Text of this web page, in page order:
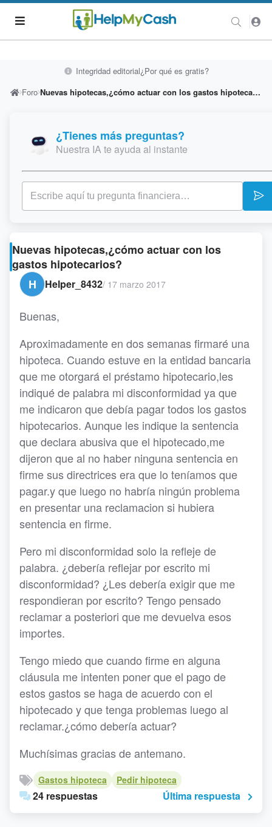
Integridad editorial¿Por qué es gratis?
Foro
Nuevas hipotecas,¿cómo actuar con los gastos hipotecarios?
¿Tienes más preguntas?
Nuestra IA te ayuda al instante
Nuevas hipotecas,¿cómo actuar con los
gastos hipotecarios?
H
Helper_8432/ 17 marzo 2017
Buenas,
Aproximadamente en dos semanas firmaré una
hipoteca. Cuando estuve en la entidad bancaria
que me otorgará el préstamo hipotecario,les
indiqué de palabra mi disconformidad ya que
me indicaron que debía pagar todos los gastos
hipotecarios. Aunque les indique la sentencia
que declara abusiva que el hipotecado,me
dijeron que al no haber ninguna sentencia en
firme sus directrices era que lo teníamos que
pagar.y que luego no habría ningún problema
en presentar una reclamacion si hubiera
sentencia en firme.
Pero mi disconformidad solo la refleje de
palabra. ¿debería reflejar por escrito mi
disconformidad? ¿Les debería exigir que me
respondieran por escrito? Tengo pensado
reclamar a posteriori que me devuelva esos
importes.
Tengo miedo que cuando firme en alguna
cláusula me intenten poner que el pago de
estos gastos se haga de acuerdo con el
hipotecado y que tenga problemas luego al
reclamar.¿cómo debería actuar?
Muchísimas gracias de antemano.
Gastos hipoteca Pedir hipoteca
24 respuestas Última respuesta